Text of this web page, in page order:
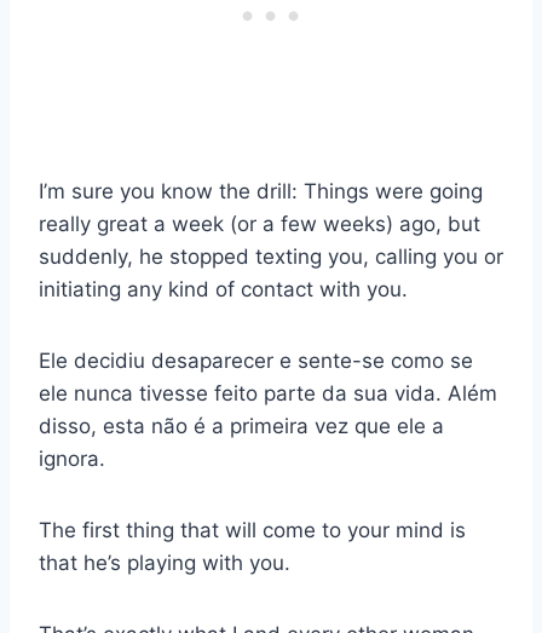
I’m sure you know the drill: Things were going
really great a week (or a few weeks) ago, but
suddenly, he stopped texting you, calling you or
initiating any kind of contact with you.
Ele decidiu desaparecer e sente-se como se
ele nunca tivesse feito parte da sua vida. Além
disso, esta não é a primeira vez que ele a
ignora.
The first thing that will come to your mind is
that he’s playing with you.